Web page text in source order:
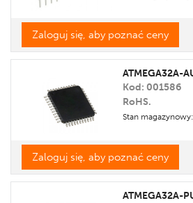
Zaloguj się, aby poznać ceny
ATMEGA32A-
Kod: 001586
RoHS.
Stan magazynowy:
Zaloguj się, aby poznać ceny
ATMEGA32A-